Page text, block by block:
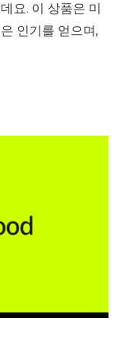
요. 이 상품은 미
인기를 얻으며,